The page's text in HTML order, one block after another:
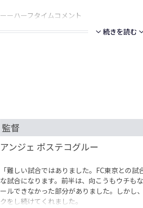
ーーハーフタイムコメント
続きを読む
監督
アンジェ ポステコグルー
「難しい試合ではありました。FC東京との
な試合になります。前半は、向こうもウチも
ールできなかった部分がありました。しかし
クをし続けてくれました。